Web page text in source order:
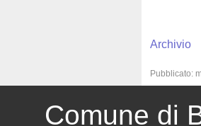
Archivio
Comune di